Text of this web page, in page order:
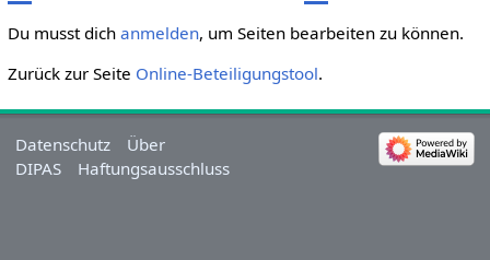
Du musst dich anmelden, um Seiten bearbeiten zu können.
Zurück zur Seite Online-Beteiligungstool.
Datenschutz
Über
DIPAS
Haftungsausschluss